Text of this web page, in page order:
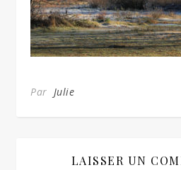
Par Julie
LAISSER UN